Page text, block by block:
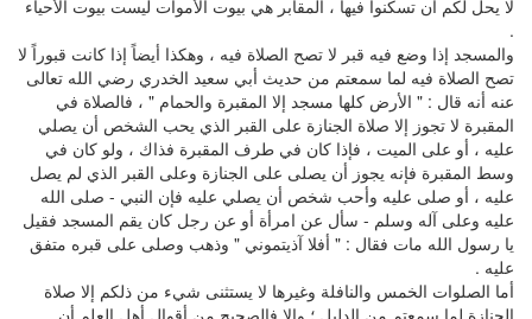
لا يحل لكم أن تسكنوا فيها ، المقابر هي بيوت الأموات ليست بيوت الأحياء
.
والمسجد إذا وضع فيه قبر لا تصح الصلاة فيه ، وهكذا أيضاً إذا كانت قبوراً لا
تصح الصلاة فيه لما سمعتم من حديث أبي سعيد الخدري رضي الله تعالى
عنه أنه قال : " الأرض كلها مسجد إلا المقبرة والحمام " ، فالصلاة في
المقبرة لا تجوز إلا صلاة الجنازة على القبر الذي يحب الشخص أن يصلي
عليه ، أو على الميت ، فإذا كان في طرف المقبرة فذاك ، ولو كان في
وسط المقبرة فإنه يجوز أن يصلى على الجنازة وعلى القبر الذي لم يصل
عليه ، أو صلى عليه وأحب شخص أن يصلي عليه فإن النبي - صلى الله
عليه وعلى آله وسلم - سأل عن امرأة أو عن رجل كان يقم المسجد فقيل
يا رسول الله مات فقال : " أفلا آذيتموني " وذهب وصلى على قبره متفق
عليه .
أما الصلوات الخمس والنافلة وغيرها لا يستثنى شيء من ذلكم إلا صلاة
الجنازة لما سمعتم من الدليل ؛ وإلا فالصحيح من أقوال أهل العلم أن